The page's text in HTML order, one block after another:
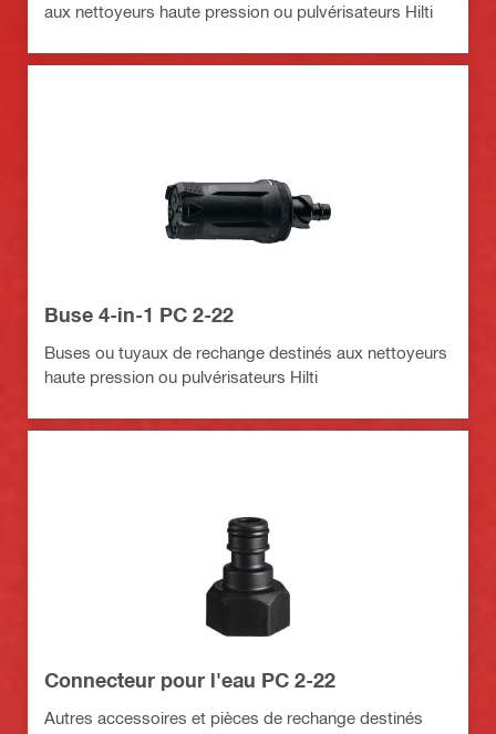
aux nettoyeurs haute pression ou pulvérisateurs Hilti
Buse 4-in-1 PC 2-22
Buses ou tuyaux de rechange destinés aux nettoyeurs
haute pression ou pulvérisateurs Hilti
Connecteur pour l'eau PC 2-22
Autres accessoires et pièces de rechange destinés